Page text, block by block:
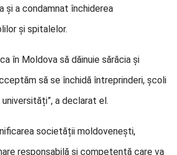
și a condamnat închiderea
și spitalelor.
în Moldova să dăinuie sărăcia și
să se închidă întreprinderi, școli
a declarat el.
societății moldovenești,
responsabilă și competentă care va